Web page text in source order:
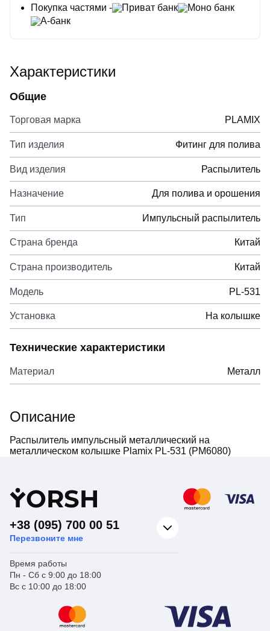
Покупка частями -
Приват банк
Моно банк
А-банк
Характеристики
Общие
Торговая марка PLAMIX
Тип изделия Фитинг для полива
Вид изделия Распылитель
Назначение Для полива и орошения
Тип Импульсный распылитель
Страна бренда Китай
Страна производитель Китай
Модель PL-531
Установка На колышке
Технические характеристики
Материал Металл
Описание
Распылитель импульсный металлический на
металлическом колышке Plamix PL-531 (PM6080)
YORSH
+38 (095) 700 00 51
Перезвоните мне
Время работы
Пн - Сб с 9:00 до 18:00
Вс с 10:00 до 18:00